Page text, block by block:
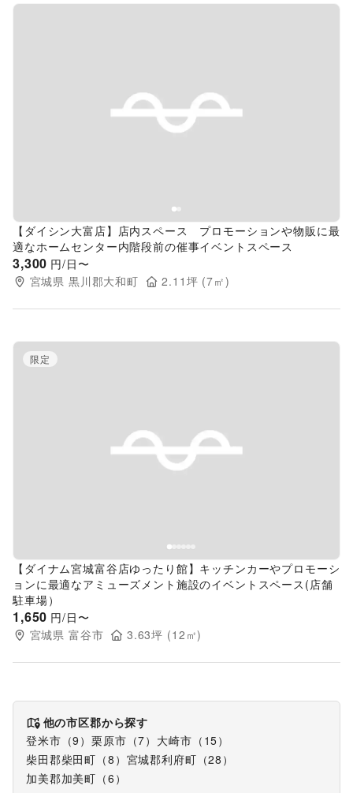
Previous slide
【ダイシン大富店】店内スペース プロモーションや物販に最
適なホームセンター内階段前の催事イベントスペース
3,300 円/日〜
宮城県 黒川郡大和町 2.11 坪 (7㎡)
Previous slide
限定
【ダイナム宮城富谷店ゆったり館】キッチンカーやプロモーシ
ョンに最適なアミューズメント施設のイベントスペース(店舗
駐車場）
1,650 円/日〜
宮城県 富谷市 3.63坪 (12 ㎡)
他の市区郡から探す
登米市 （9 ）栗原市 （7） 大崎市 （ 15）
柴田郡柴田町 （8 ） 宮城郡利府町 （28 ）
加美郡加美町 （6 ）